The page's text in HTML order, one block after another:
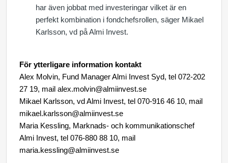
har även jobbat med investeringar vilket är en
perfekt kombination i fondchefsrollen, säger Mikael
Karlsson, vd på Almi Invest.
För ytterligare information kontakt
Alex Molvin, Fund Manager Almi Invest Syd, tel 072-202
27 19, mail alex.molvin@almiinvest.se
Mikael Karlsson, vd Almi Invest, tel 070-916 46 10, mail
mikael.karlsson@almiinvest.se
Maria Kessling, Marknads- och kommunikationschef
Almi Invest, tel 076-880 88 10, mail
maria.kessling@almiinvest.se